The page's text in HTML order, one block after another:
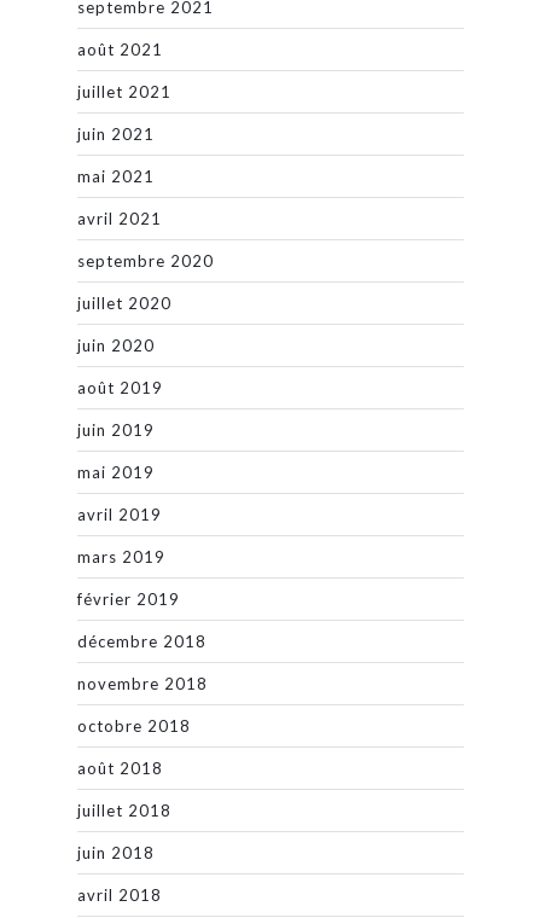
septembre 2021
août 2021
juillet 2021
juin 2021
mai 2021
avril 2021
septembre 2020
juillet 2020
juin 2020
août 2019
juin 2019
mai 2019
avril 2019
mars 2019
février 2019
décembre 2018
novembre 2018
octobre 2018
août 2018
juillet 2018
juin 2018
avril 2018